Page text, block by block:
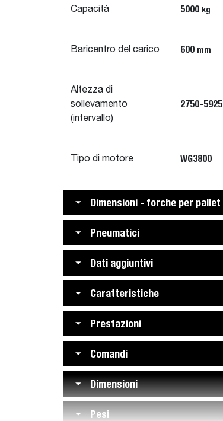
Capacità 5000 kg
Baricentro del carico 600 mm
Altezza di
sollevamento
(intervallo)
2750-5925
Tipo di motore WG3800
Dimensioni - forche per pallet
Pneumatici
Dati aggiuntivi
Caratteristiche
Prestazioni
Comandi
Dimensioni
Pesi